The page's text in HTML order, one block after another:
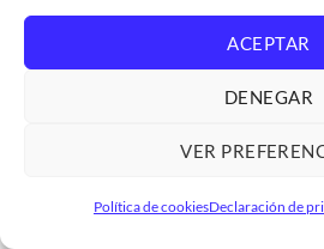
ACEPTAR
DENEGAR
VER
Política de cookiesDeclaración de